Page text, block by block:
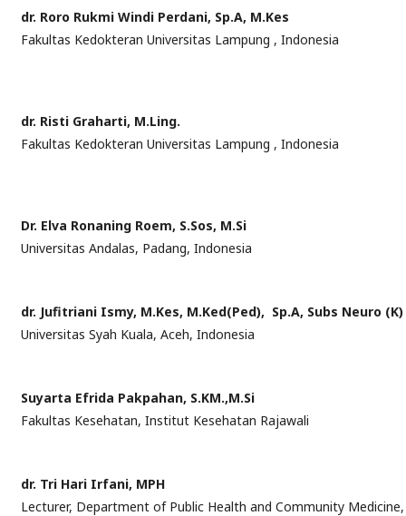
dr. Roro Rukmi Windi Perdani, Sp.A, M.Kes
Fakultas Kedokteran Universitas Lampung , Indonesia
dr. Risti Graharti, M.Ling.
Fakultas Kedokteran Universitas Lampung , Indonesia
Dr. Elva Ronaning Roem, S.Sos, M.Si
Universitas Andalas, Padang, Indonesia
dr. Jufitriani Ismy, M.Kes, M.Ked(Ped), Sp.A, Subs Neuro (K)
Universitas Syah Kuala, Aceh, Indonesia
Suyarta Efrida Pakpahan, S.KM.,M.Si
Fakultas Kesehatan, Institut Kesehatan Rajawali
dr. Tri Hari Irfani, MPH
Lecturer, Department of Public Health and Community